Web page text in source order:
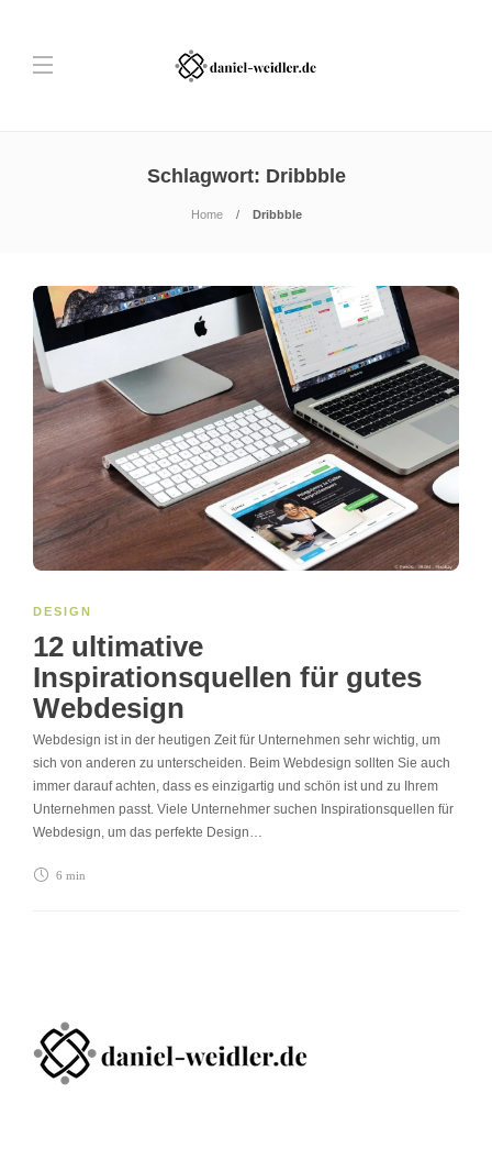
Schlagwort: Dribbble
Home Dribbble
DESIGN
12 ultimative
Inspirationsquellen für gutes
Webdesign
Webdesign ist in der heutigen Zeit für Unternehmen sehr wichtig, um
sich von anderen zu unterscheiden. Beim Webdesign sollten Sie auch
immer darauf achten, dass es einzigartig und schön ist und zu Ihrem
Unternehmen passt. Viele Unternehmer suchen Inspirationsquellen für
Webdesign, um das perfekte Design…
6 min